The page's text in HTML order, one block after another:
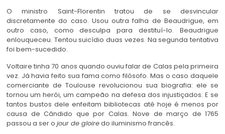
O ministro Saint-Florentin tratou de se desvincular
discretamente do caso. Usou outra falha de Beaudrigue, em
outro caso, como desculpa para destituí-lo. Beaudrigue
enlouqueceu. Tentou suicídio duas vezes. Na segunda tentativa
foi bem-sucedido.
Voltaire tinha 70 anos quando ouviu falar de Calas pela primeira
vez. Já havia feito sua fama como filósofo. Mas o caso daquele
comerciante de Toulouse revolucionou sua biografia: ele se
tornou um herói, um campeão na defesa dos injustiçados. E se
tantos bustos dele enfeitam bibliotecas até hoje é menos por
causa de Cândido que por Calas. Nove de março de 1765
passou a ser o jour de gloiredo iluminismo francês.